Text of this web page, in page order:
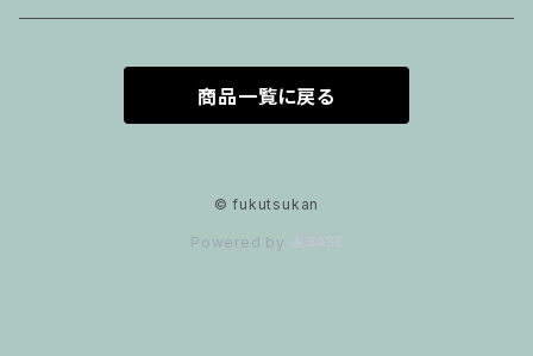
商品一覧に戻る
© fukutsukan
Powered by